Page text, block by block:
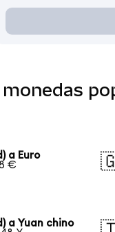
a Euro
€
a Yuan chino